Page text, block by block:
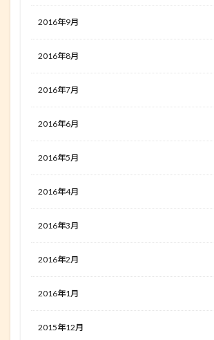
2016年9月
2016年8月
2016年7月
2016年6月
2016年5月
2016年4月
2016年3月
2016年2月
2016年1月
2015年12月